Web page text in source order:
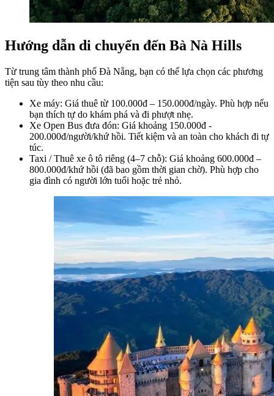
Hướng dẫn di chuyển đến Bà Nà Hills
Từ trung tâm thành phố Đà Nẵng, bạn có thể lựa chọn các phương
tiện sau tùy theo nhu cầu:
Xe máy: Giá thuê từ 100.000đ – 150.000đ/ngày. Phù hợp nếu
bạn thích tự do khám phá và đi phượt nhẹ.
Xe Open Bus đưa đón: Giá khoảng 150.000đ -
200.000đ/người/khứ hồi. Tiết kiệm và an toàn cho khách đi tự
túc.
Taxi / Thuê xe ô tô riêng (4–7 chỗ): Giá khoảng 600.000đ –
800.000đ/khứ hồi (đã bao gồm thời gian chờ). Phù hợp cho
gia đình có người lớn tuổi hoặc trẻ nhỏ.